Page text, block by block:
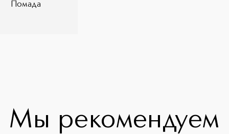
Помада
Мы рекомендуем